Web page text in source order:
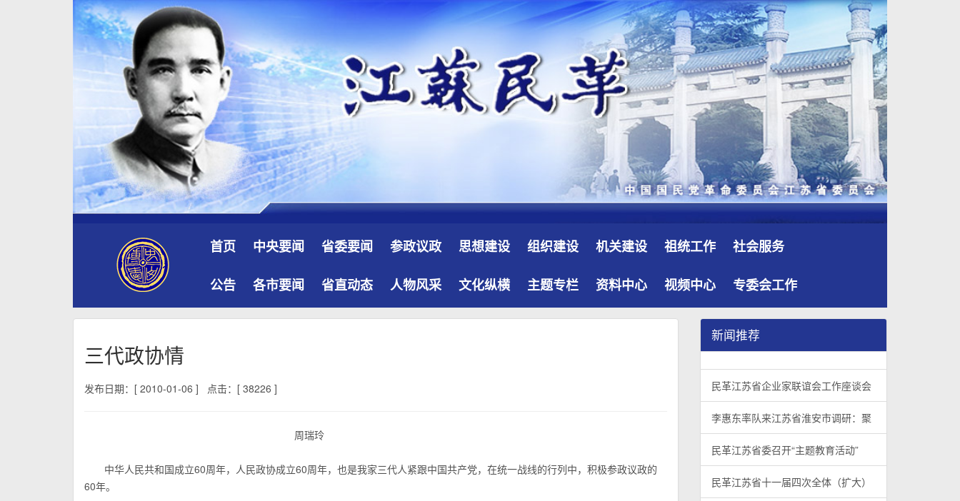
首页 中央要闻 省委要闻 参政议政 思想建设 组织建设 机关建设 祖统工作 社会服务
公告 各市要闻 省直动态 人物风采 文化纵横 主题专栏 资料中心 视频中心 专委会工作
三代政协情
发布日期：[ 2010-01-06 ] 点击：[ 38226 ]
周瑞玲
中华人民共和国成立60周年，人民政协成立60周年，也是我家三代人紧跟中国共产党，在统一战线的行列中，积极参政议政的
60年。
新闻推荐
民革江苏省企业家联谊会工作座谈会在宁召开
1/3 李惠东率队来江苏省淮安市调研：聚焦民革党
2/3 民革江苏省委召开“主题教育活动” 领导班子民
3/3
民革江苏省企业家联谊会工作座谈会
李惠东率队来江苏省淮安市调研：聚
民革江苏省委召开“主题教育活动”
民革江苏省十一届四次全体（扩大）